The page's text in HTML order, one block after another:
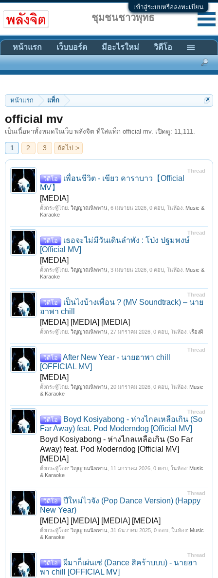
เข้าสู่ระบบหรือลงทะเบียน
หน้าแรก แท็ก
official mv
เป็นเนื้อหาทั้งหมดในเว็บ พลังจิต ที่ใส่แท็ก official mv. เปิดดู: 11,111.
1 2 3 ถัดไป >
Thread
วีดีโอ
เพื่อนชีวิต - เขียว คาราบาว【Official
MV】
[MEDIA]
ตั้งกระทู้โดย: วิญญาณนิพพาน 6 เมษายน 2026 , 0 ตอบ, ในห้อง: Music &
Karaoke
Thread
วีดีโอ
เธอจะไม่มีวันเดินลำพัง : โป่ง ปฐมพงษ์
[Official MV]
[MEDIA]
ตั้งกระทู้โดย: วิญญาณนิพพาน 3 เมษายน 2026 , 0 ตอบ, ในห้อง: Music &
Karaoke
Thread
วีดีโอ
เป็นไงบ้างเพื่อน ? (MV Soundtrack) – นาย
ฮาพา chill
[MEDIA] [MEDIA] [MEDIA]
ตั้งกระทู้โดย: วิญญาณนิพพาน 27 มกราคม 2026 , 0 ตอบ, ในห้อง: เรื่องผี
Thread
วีดีโอ
After New Year - นายฮาพา chill
[OFFICIAL MV]
[MEDIA]
ตั้งกระทู้โดย: วิญญาณนิพพาน 20 มกราคม 2026 , 0 ตอบ, ในห้อง: Music
& Karaoke
Thread
วีดีโอ
Boyd Kosiyabong - ห่างไกลเหลือเกิน (So
Far Away) feat. Pod Moderndog [Official MV]
Boyd Kosiyabong - ห่างไกลเหลือเกิน (So Far
Away) feat. Pod Moderndog [Official MV]
[MEDIA]
ตั้งกระทู้โดย: วิญญาณนิพพาน 11 มกราคม 2026 , 0 ตอบ, ในห้อง: Music
& Karaoke
Thread
วีดีโอ
ปีใหม่ไวจัง (Pop Dance Version) (Happy
New Year)
[MEDIA] [MEDIA] [MEDIA] [MEDIA]
ตั้งกระทู้โดย: วิญญาณนิพพาน 31 ธันวาคม 2025 , 0 ตอบ, ในห้อง: Music
& Karaoke
Thread
วีดีโอ
ผีมาก็เผ่นเซ่ (Dance สิคร้าบบบ) - นายฮา
พา chill [OFFICIAL MV]
ชุมชนชาวพุทธ
หน้าแรก เว็บบอร์ด มีอะไรใหม่ วิดีโอ